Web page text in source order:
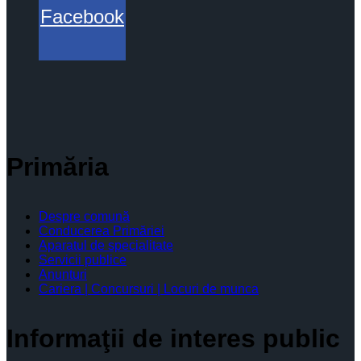
Facebook
Primăria
Despre comună
Conducerea Primăriei
Aparatul de specialitate
Servicii publice
Anunturi
Cariera | Concursuri | Locuri de munca
Informaţii de interes public